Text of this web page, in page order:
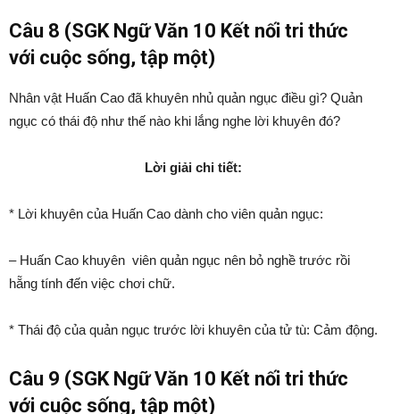
Câu 8 (SGK Ngữ Văn 10 Kết nối tri thức
với cuộc sống, tập một)
Nhân vật Huấn Cao đã khuyên nhủ quản ngục điều gì? Quản
ngục có thái độ như thế nào khi lắng nghe lời khuyên đó?
Lời giải chi tiết:
* Lời khuyên của Huấn Cao dành cho viên quản ngục:
– Huấn Cao khuyên viên quản ngục nên bỏ nghề trước rồi
hẵng tính đến việc chơi chữ.
* Thái độ của quản ngục trước lời khuyên của tử tù: Cảm động.
Câu 9 (SGK Ngữ Văn 10 Kết nối tri thức
với cuộc sống, tập một)